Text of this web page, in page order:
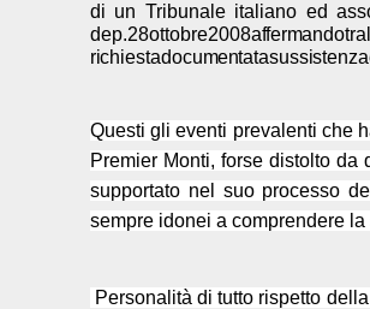
di un Tribunale italiano ed
dep.28ottobre2008affermandotra
richiestadocumentatasussistenza
Questi gli eventi prevalenti che
Premier Monti, forse distolto da
supportato nel suo processo
sempre idonei a comprendere
Personalità di tutto rispetto